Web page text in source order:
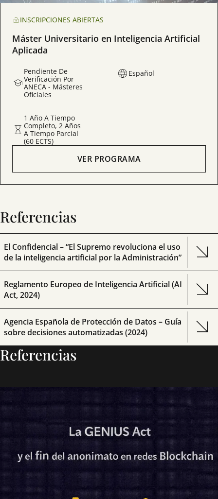
INSCRIPCIONES ABIERTAS
Máster Universitario en Inteligencia Artificial
Aplicada
Pendiente De
Verificación Por
ANECA - Másteres
Oficiales
Español
1 Año A Tiempo
Completo, 2 Años
A Tiempo Parcial
(60 ECTS)
VER PROGRAMA
Referencias
El Confidencial – “El Supremo revoluciona el uso
de la inteligencia artificial por la Administración”
Reglamento Europeo de Inteligencia Artificial (AI
Act, 2024)
Agencia Española de Protección de Datos – Guía
sobre decisiones automatizadas (2024)
Referencias